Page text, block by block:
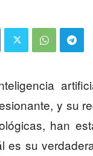
y su
han
es su